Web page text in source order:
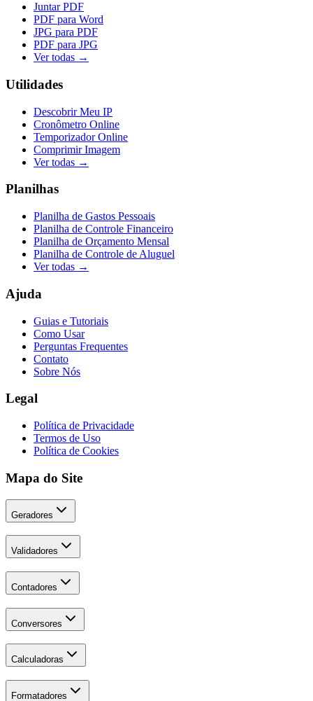
Juntar PDF
PDF para Word
JPG para PDF
PDF para JPG
Ver todas →
Utilidades
Descobrir Meu IP
Cronômetro Online
Temporizador Online
Comprimir Imagem
Ver todas →
Planilhas
Planilha de Gastos Pessoais
Planilha de Controle Financeiro
Planilha de Orçamento Mensal
Planilha de Controle de Aluguel
Ver todas →
Ajuda
Guias e Tutoriais
Como Usar
Perguntas Frequentes
Contato
Sobre Nós
Legal
Política de Privacidade
Termos de Uso
Política de Cookies
Mapa do Site
Geradores
Validadores
Contadores
Conversores
Calculadoras
Formatadores